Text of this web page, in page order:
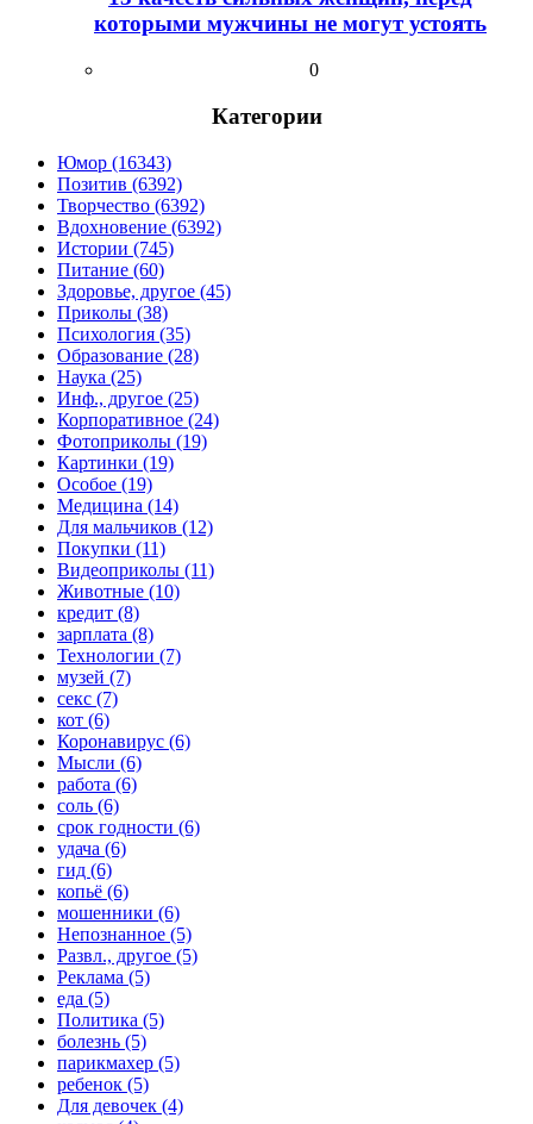
которыми мужчины не могут устоять
0
Категории
Юмор (16343)
Позитив (6392)
Творчество (6392)
Вдохновение (6392)
Истории (745)
Питание (60)
Здоровье, другое (45)
Приколы (38)
Психология (35)
Образование (28)
Наука (25)
Инф., другое (25)
Корпоративное (24)
Фотоприколы (19)
Картинки (19)
Особое (19)
Медицина (14)
Для мальчиков (12)
Покупки (11)
Видеоприколы (11)
Животные (10)
кредит (8)
зарплата (8)
Технологии (7)
музей (7)
секс (7)
кот (6)
Коронавирус (6)
Мысли (6)
работа (6)
соль (6)
срок годности (6)
удача (6)
гид (6)
копьё (6)
мошенники (6)
Непознанное (5)
Развл., другое (5)
Реклама (5)
еда (5)
Политика (5)
болезнь (5)
парикмахер (5)
ребенок (5)
Для девочек (4)